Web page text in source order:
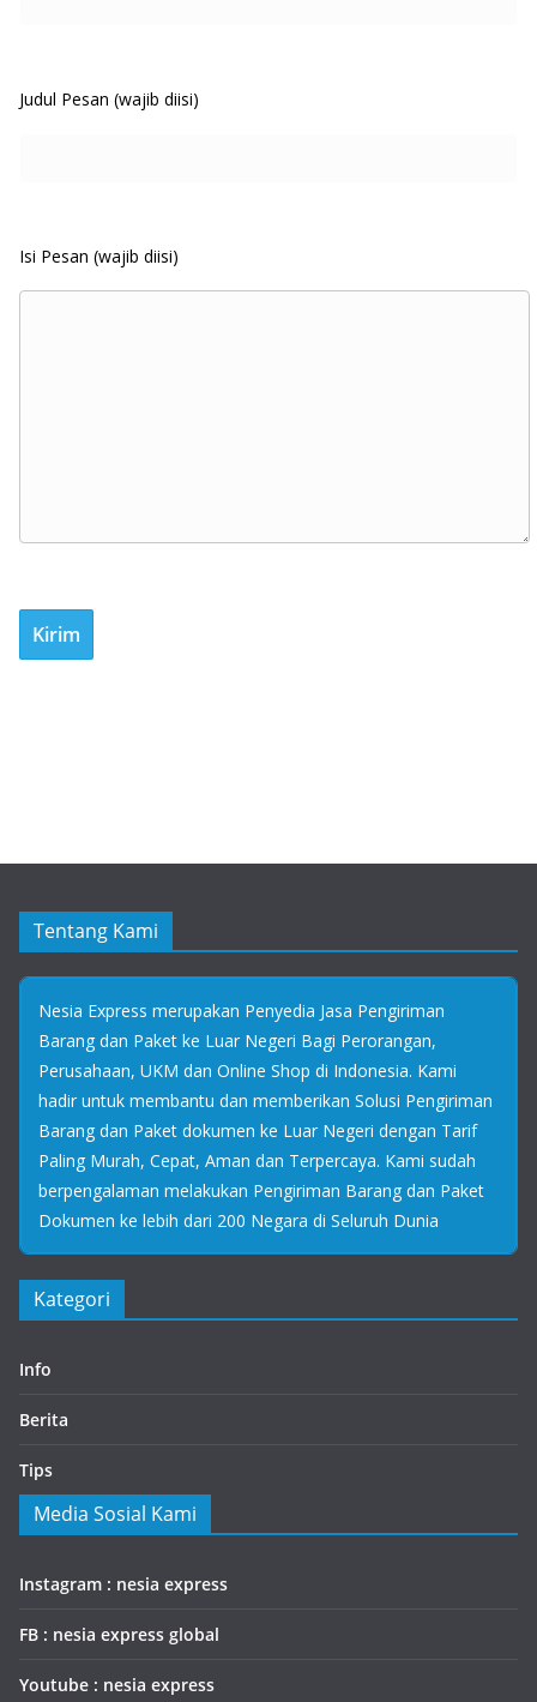
Judul Pesan (wajib diisi)
Isi Pesan (wajib diisi)
Tentang Kami
Nesia Express merupakan Penyedia Jasa Pengiriman
Barang dan Paket ke Luar Negeri Bagi Perorangan,
Perusahaan, UKM dan Online Shop di Indonesia. Kami
hadir untuk membantu dan memberikan Solusi Pengiriman
Barang dan Paket dokumen ke Luar Negeri dengan Tarif
Paling Murah, Cepat, Aman dan Terpercaya. Kami sudah
berpengalaman melakukan Pengiriman Barang dan Paket
Dokumen ke lebih dari 200 Negara di Seluruh Dunia
Kategori
Info
Berita
Tips
Media Sosial Kami
Instagram : nesia express
FB : nesia express global
Youtube : nesia express